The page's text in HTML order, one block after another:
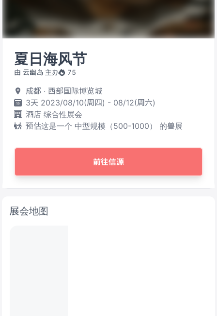
夏日海风节
由 云幽岛 主办 75
成都 · 西部国际博览城
3天 2023/08/10(周四) - 08/12(周六)
酒店 综合性展会
预估这是一个 中型规模（500-1000） 的兽展
前往信源
展会地图